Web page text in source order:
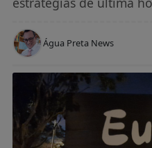
Água Preta News